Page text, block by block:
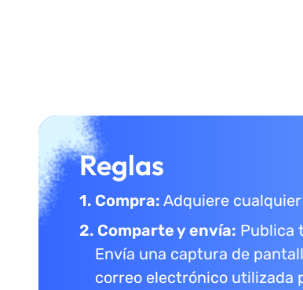
Reglas
1. Compra: Adquiere
2. Comparte y envía: Publica
Envía una captura de
correo electrónico utilizada